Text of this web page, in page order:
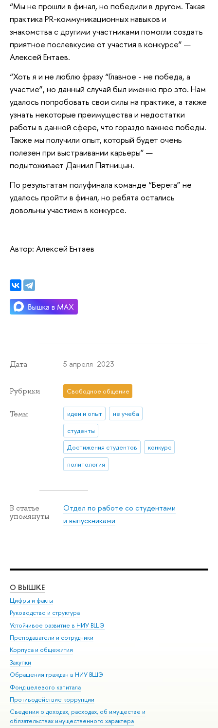
“Мы не прошли в финал, но победили в другом. Такая
практика PR-коммуникационных навыков и
знакомства с другими участниками помогли создать
приятное послевкусие от участия в конкурсе” —
Алексей Ентаев.
“Хоть я и не люблю фразу “Главное - не победа, а
участие”, но данный случай был именно про это. Нам
удалось попробовать свои силы на практике, а также
узнать некоторые преимущества и недостатки
работы в данной сфере, что гораздо важнее победы.
Также мы получили опыт, который будет очень
полезен при выстраивании карьеры” —
подытоживает Даниил Пятницын.
По результатам полуфинала команде “Берега” не
удалось пройти в финал, но ребята остались
довольны участием в конкурсе.
Автор: Алексей Ентаев
Дата 5 апреля 2023
Рубрики Свободное общение
Темы идеи и опыт
не учеба
студенты
Достижения студентов
конкурс
политология
В статье
упомянуты
Отдел по работе со студентами
и выпускниками
О ВЫШКЕ
Цифры и факты
Руководство и структура
Устойчивое развитие в НИУ ВШЭ
Преподаватели и сотрудники
Корпуса и общежития
Закупки
Обращения граждан в НИУ ВШЭ
Фонд целевого капитала
Противодействие коррупции
Сведения о доходах, расходах, об имуществе и
обязательствах имущественного характера